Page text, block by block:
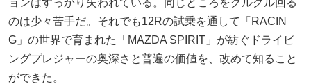
のは少々苦手だ。それでも12Rの試乗を通して「RACIN
G」の世界で育まれた「MAZDA SPIRIT」が紡ぐドライビ
ングプレジャーの奥深さと普遍の価値を、改めて知ること
ができた。